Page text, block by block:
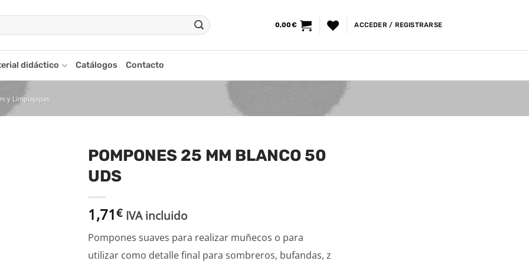
0,00€ ACCEDER / REGISTRARSE
didáctico Catálogos Contacto
y Limpiapipas
POMPONES 25 MM BLANCO 50
UDS
1,71€ IVA incluido
Pompones suaves para realizar muñecos o para
utilizar como detalle final para sombreros, bufandas, z